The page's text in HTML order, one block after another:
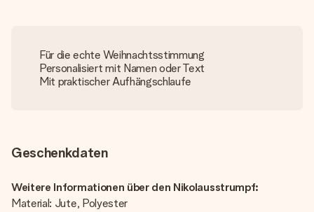
Für die echte Weihnachtsstimmung
Personalisiert mit Namen oder Text
Mit praktischer Aufhängschlaufe
Geschenkdaten
Weitere Informationen über den Nikolausstrumpf:
Material: Jute, Polyester